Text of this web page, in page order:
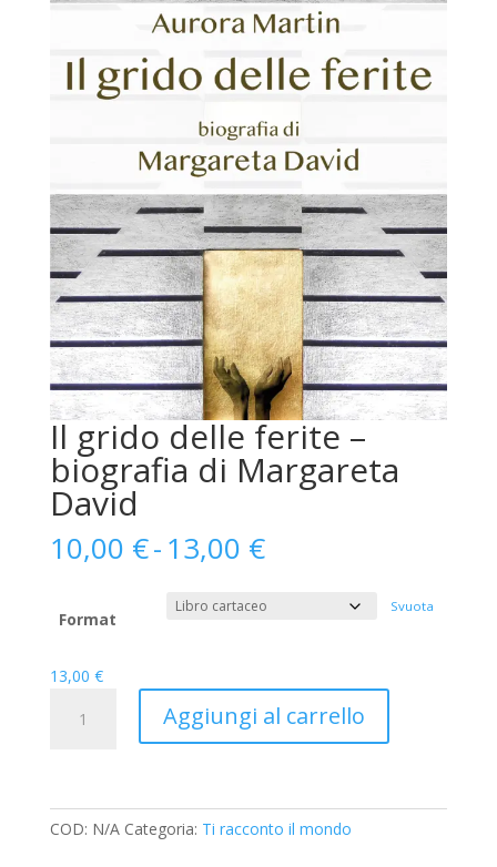
Il grido delle ferite –
biografia di Margareta
David
10,00 €-13,00 €Fascia
di
prezzo:
da
13,00 €
Format
Svuota
13,00 €
grido
biografia
Aggiungi al carrello
COD: N/A Categoria: Ti racconto il mondo